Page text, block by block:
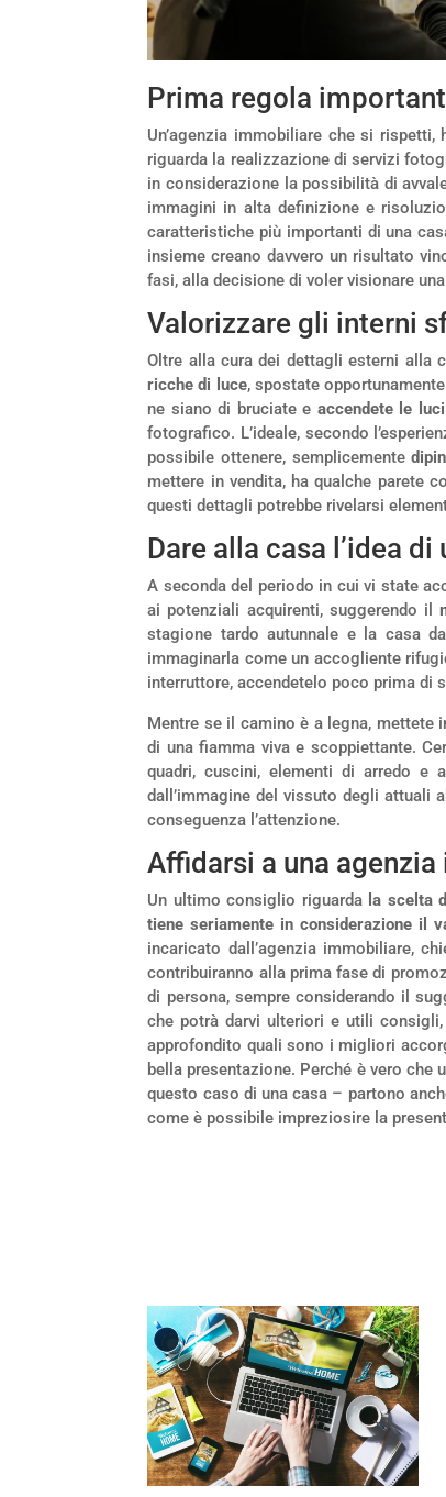
Prima regola
Un’agenzia immobiliare che si
riguarda la realizzazione di servizi
in considerazione la possibilità di
immagini in alta definizione e
caratteristiche più importanti di una
insieme creano davvero un risultato
fasi, alla decisione di voler visionare
Valorizzare gli interni
Oltre alla cura dei dettagli esterni alla
ricche di luce, spostate
ne siano di bruciate e accendete le
fotografico. L’ideale, secondo
possibile ottenere, semplicemente
mettere in vendita, ha qualche parete
questi dettagli potrebbe rivelarsi
Dare alla casa l’idea
A seconda del periodo in cui vi state
ai potenziali acquirenti, suggerendo il
stagione tardo autunnale e la casa
immaginarla come un accogliente
interruttore, accendetelo poco prima di
Mentre se il camino è a legna, mettete
di una fiamma viva e scoppiettante.
quadri, cuscini, elementi di arredo e
dall’immagine del vissuto degli attuali
conseguenza l’attenzione.
Affidarsi a una
Un ultimo consiglio riguarda la scelta
tiene seriamente in considerazione il
incaricato dall’agenzia immobiliare,
contribuiranno alla prima fase di
di persona, sempre considerando il
che potrà darvi ulteriori e utili
approfondito quali sono i migliori
bella presentazione. Perché è vero
questo caso di una casa – partono
come è possibile impreziosire la